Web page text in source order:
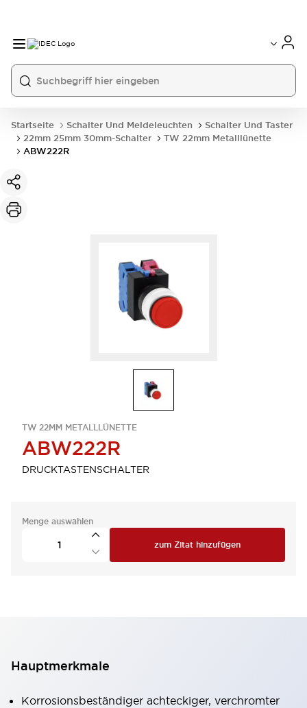
Startseite Schalter Und Meldeleuchten
Schalter Und Taster
22mm 25mm 30mm-Schalter
TW 22mm Metalllünette
ABW222R
TW 22MM METALLLÜNETTE
ABW222R
DRUCKTASTENSCHALTER
Menge auswählen
zum Zitat hinzufügen
Hauptmerkmale
Korrosionsbeständiger achteckiger, verchromter